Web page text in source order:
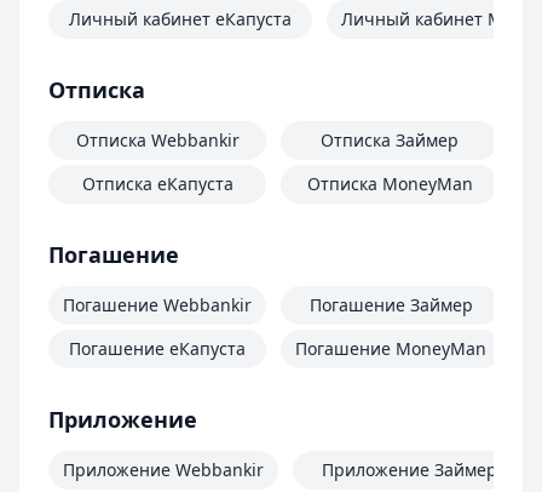
Личный кабинет еКапуста
Личный кабинет
Отписка
Отписка Webbankir
Отписка еКапуста
Отписка Займер
Отписка MoneyMan
Погашение
Погашение Webbankir
Погашение еКапуста
Погашение Займер
Погашение MoneyMan
Приложение
Приложение Webbankir
Приложение Займер